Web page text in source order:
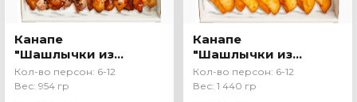
Канапе
"Шашлычки из
курицы"
Кол-во персон: 6-12
Вес: 954 гр
Канапе
"Шашлычки из
овощей"
Кол-во персон: 6-12
Вес: 1 440 гр